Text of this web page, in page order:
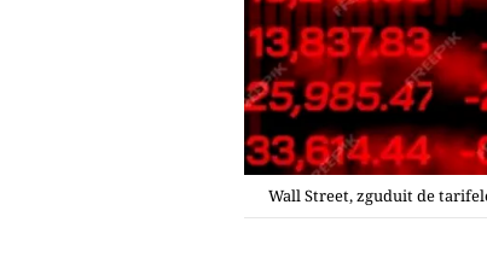
Wall Street, zguduit de